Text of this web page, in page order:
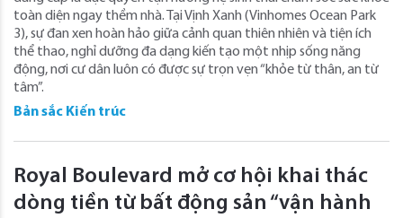
toàn diện ngay thềm nhà. Tại Vịnh Xanh (Vinhomes Ocean Park
3), sự đan xen hoàn hảo giữa cảnh quan thiên nhiên và tiện ích
thể thao, nghỉ dưỡng đa dạng kiến tạo một nhịp sống năng
động, nơi cư dân luôn có được sự trọn vẹn “khỏe từ thân, an từ
tâm”.
Bản sắc Kiến trúc
Royal Boulevard mở cơ hội khai thác
dòng tiền từ bất động sản “vận hành